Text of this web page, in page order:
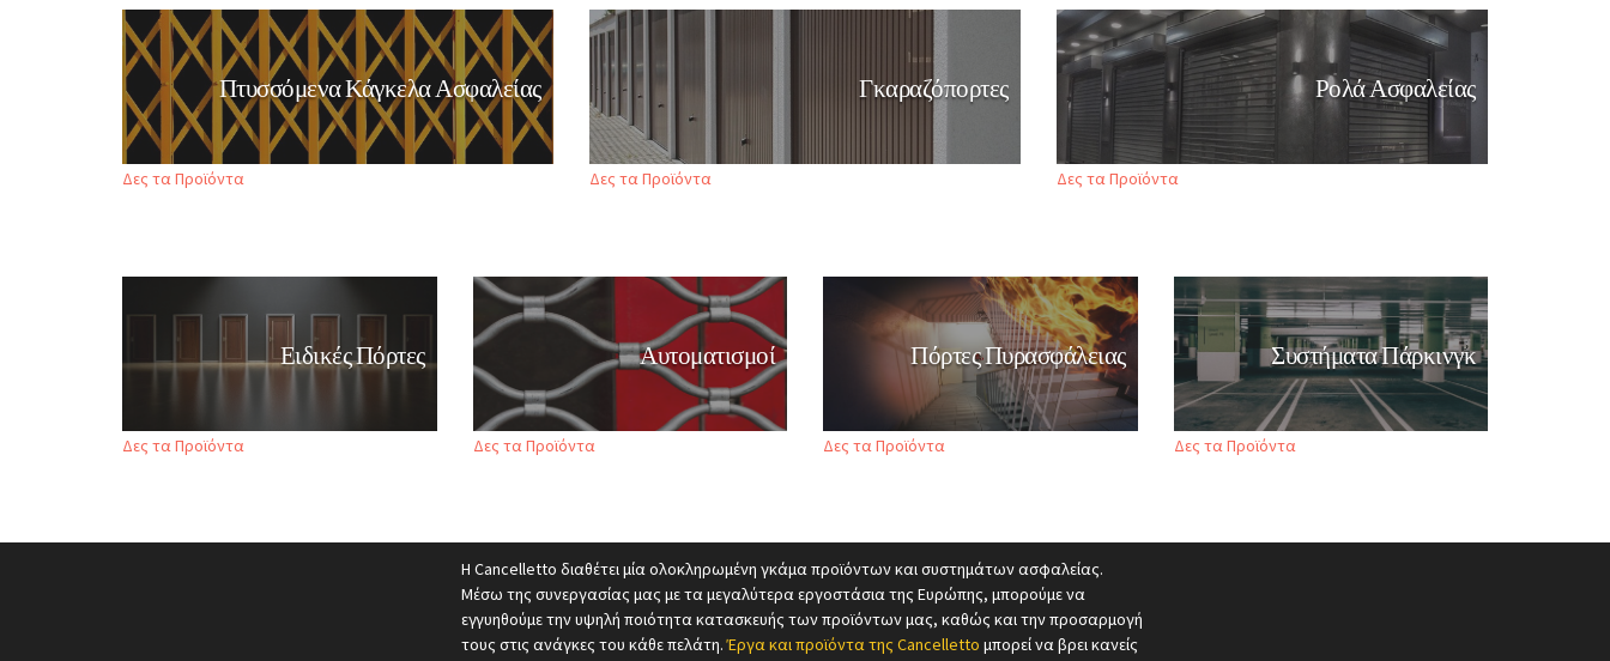
Πτυσσόμενα Κάγκελα Ασφαλείας
Δες τα Προϊόντα
Γκαραζόπορτες
Δες τα Προϊόντα
Ρολά Ασφαλείας
Δες τα Προϊόντα
Ειδικές Πόρτες
Δες τα Προϊόντα
Αυτοματισμοί
Δες τα Προϊόντα
Πόρτες Πυρασφάλειας
Δες τα Προϊόντα
Συστήματα Πάρκινγκ
Δες τα Προϊόντα
Η Cancelletto διαθέτει μία ολοκληρωμένη γκάμα προϊόντων και συστημάτων ασφαλείας.
Μέσω της συνεργασίας μας με τα μεγαλύτερα εργοστάσια της Ευρώπης, μπορούμε να
εγγυηθούμε την υψηλή ποιότητα κατασκευής των προϊόντων μας, καθώς και την προσαρμογή
τους στις ανάγκες του κάθε πελάτη.Έργα και προϊόντα της Cancelletto μπορεί να βρει κανείς